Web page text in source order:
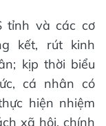
tỉnh và các cơ
kết, rút kinh
kịp thời biểu
cá nhân có
hiện nhiệm
xã hội, chính